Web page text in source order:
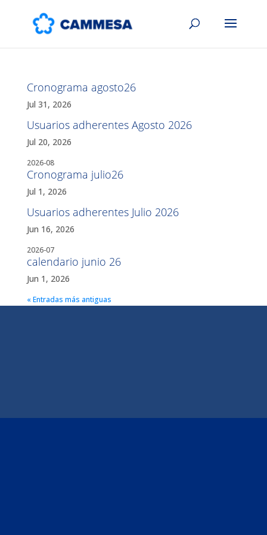
Cronograma agosto26
Jul 31, 2026
Usuarios adherentes Agosto 2026
Jul 20, 2026
2026-08
Cronograma julio26
Jul 1, 2026
Usuarios adherentes Julio 2026
Jun 16, 2026
2026-07
calendario junio 26
Jun 1, 2026
« Entradas más antiguas